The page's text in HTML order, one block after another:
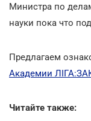
Министра по
науки пока что
Предлагаем
Академии
Читайте также: